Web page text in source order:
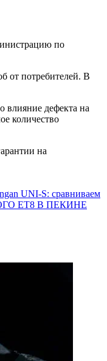
по
от потребителей. В
влияние дефекта на
количество
на
UNI-S: сравниваем
ET8 В ПЕКИНЕ